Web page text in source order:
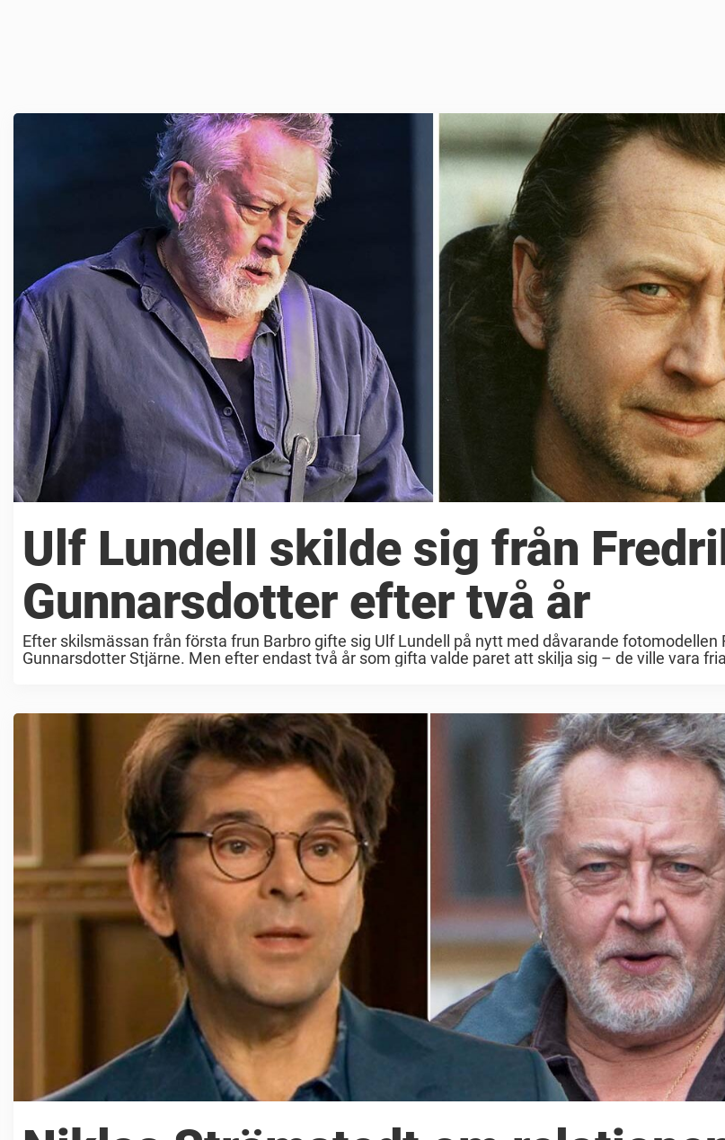
Ulf Lundell skilde sig från
Gunnarsdotter efter två år
Efter skilsmässan från första frun Barbro gifte sig Ulf Lundell på nytt med dåvarande fotomodellen
Gunnarsdotter Stjärne. Men efter endast två år som gifta valde paret att skilja sig – de ville vara